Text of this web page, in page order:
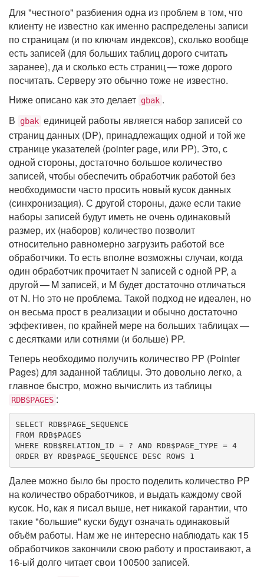
Для "честного" разбиения одна из проблем в том, что
клиенту не известно как именно распределены записи
по страницам (и по ключам индексов), сколько вообще
есть записей (для больших таблиц дорого считать
заранее), да и сколько есть страниц — тоже дорого
посчитать. Серверу это обычно тоже не известно.
Ниже описано как это делает gbak .
В
gbak единицей работы является набор записей со
страниц данных (DP), принадлежащих одной и той же
странице указателей (pointer page, или PP). Это, с
одной стороны, достаточно большое количество
записей, чтобы обеспечить обработчик работой без
необходимости часто просить новый кусок данных
(синхронизация). С другой стороны, даже если такие
наборы записей будут иметь не очень одинаковый
размер, их (наборов) количество позволит
относительно равномерно загрузить работой все
обработчики. То есть вполне возможны случаи, когда
один обработчик прочитает N записей с одной PP, а
другой — M записей, и M будет достаточно отличаться
от N. Но это не проблема. Такой подход не идеален, но
он весьма прост в реализации и обычно достаточно
эффективен, по крайней мере на больших таблицах —
с десятками или сотнями (и больше) PP.
Теперь необходимо получить количество PP (Pointer
Pages) для заданной таблицы. Это довольно легко, а
главное быстро, можно вычислить из таблицы
RDB$PAGES :
SELECT
FROM
WHERE RDB$RELATION_ID = ? AND RDB$PAGE_TYPE = 4
ORDER
BY RDB$PAGE_SEQUENCE DESC ROWS 1
Далее можно было бы просто поделить количество PP
на количество обработчиков, и выдать каждому свой
кусок. Но, как я писал выше, нет никакой гарантии, что
такие "большие" куски будут означать одинаковый
объём работы. Нам же не интересно наблюдать как 15
обработчиков закончили свою работу и простаивают, а
16-ый долго читает свои 100500 записей.